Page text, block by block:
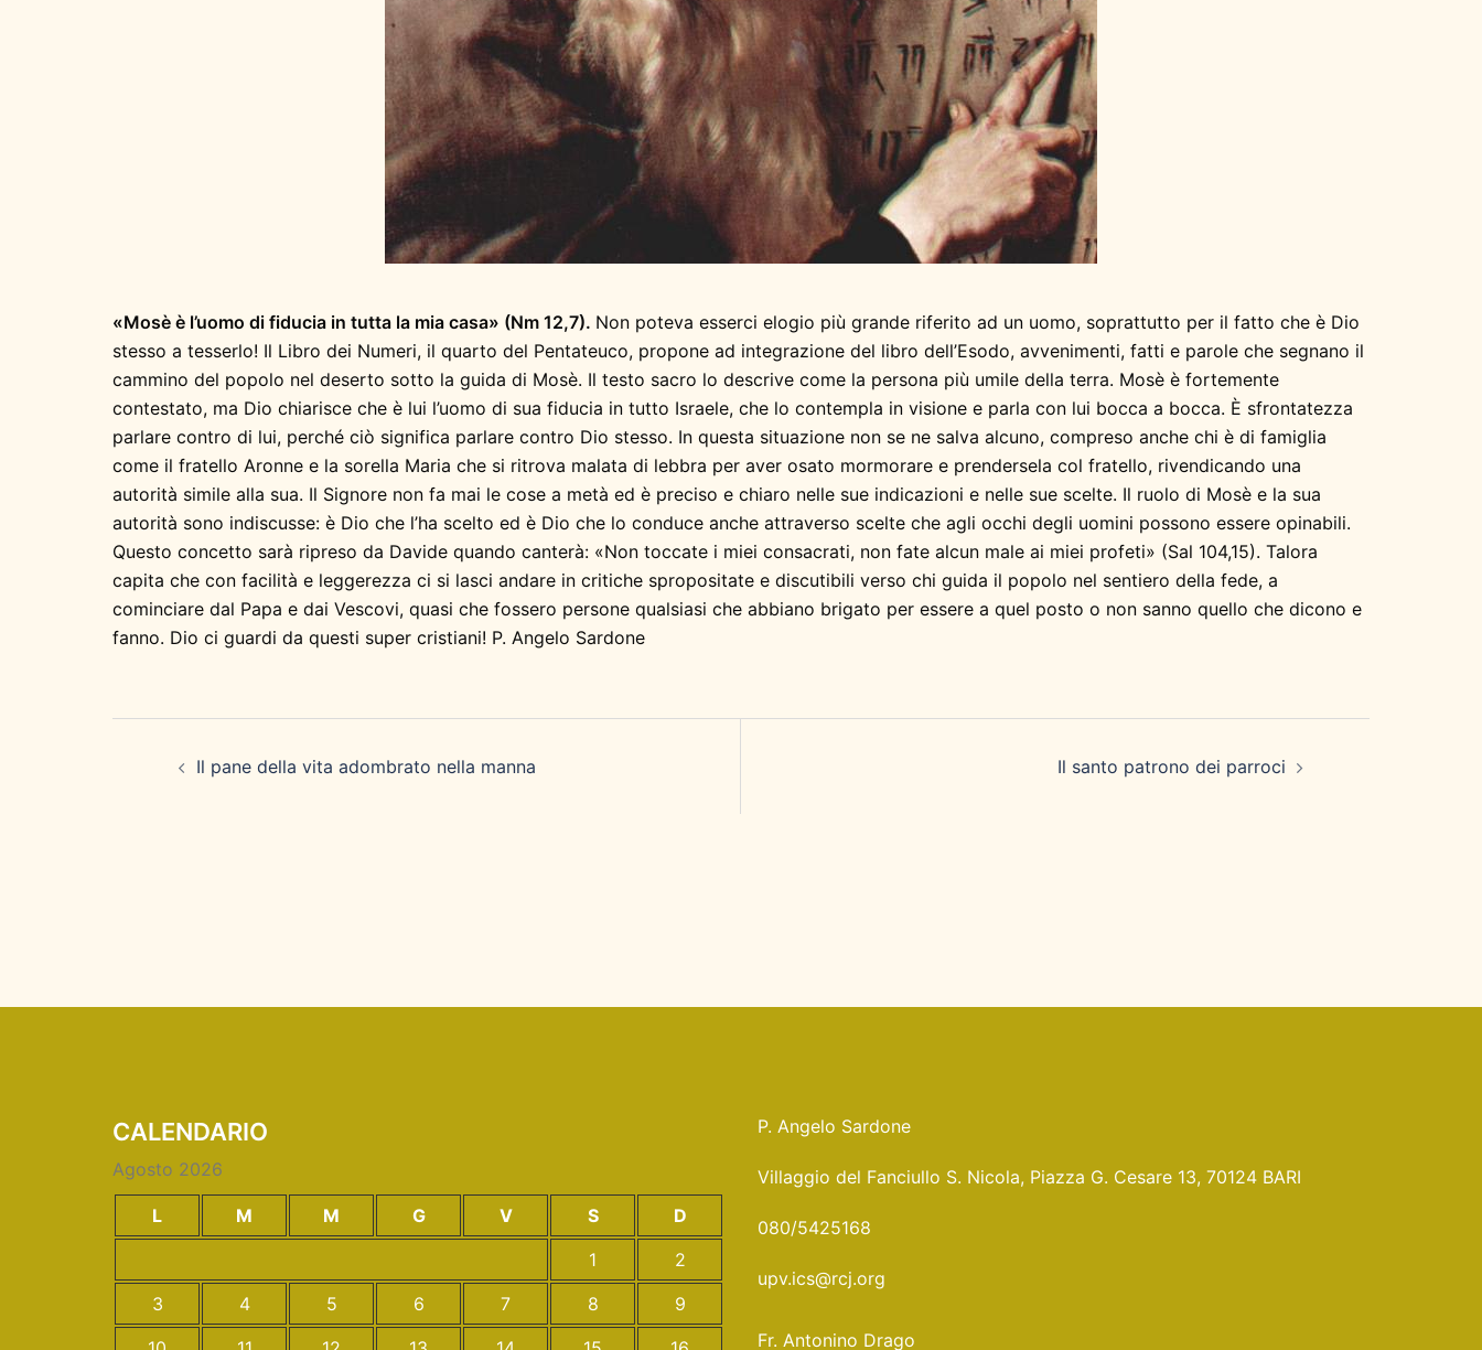
«Mosè è l’uomo di fiducia in tutta la mia casa» (Nm 12,7). Non poteva esserci elogio più grande riferito ad un uomo, soprattutto per il fatto che è Dio
stesso a tesserlo! Il Libro dei Numeri, il quarto del Pentateuco, propone ad integrazione del libro dell’Esodo, avvenimenti, fatti e parole che segnano il
cammino del popolo nel deserto sotto la guida di Mosè. Il testo sacro lo descrive come la persona più umile della terra. Mosè è fortemente
contestato, ma Dio chiarisce che è lui l’uomo di sua fiducia in tutto Israele, che lo contempla in visione e parla con lui bocca a bocca. È sfrontatezza
parlare contro di lui, perché ciò significa parlare contro Dio stesso. In questa situazione non se ne salva alcuno, compreso anche chi è di famiglia
come il fratello Aronne e la sorella Maria che si ritrova malata di lebbra per aver osato mormorare e prendersela col fratello, rivendicando una
autorità simile alla sua. Il Signore non fa mai le cose a metà ed è preciso e chiaro nelle sue indicazioni e nelle sue scelte. Il ruolo di Mosè e la sua
autorità sono indiscusse: è Dio che l’ha scelto ed è Dio che lo conduce anche attraverso scelte che agli occhi degli uomini possono essere opinabili.
Questo concetto sarà ripreso da Davide quando canterà: «Non toccate i miei consacrati, non fate alcun male ai miei profeti» (Sal 104,15). Talora
capita che con facilità e leggerezza ci si lasci andare in critiche spropositate e discutibili verso chi guida il popolo nel sentiero della fede, a
cominciare dal Papa e dai Vescovi, quasi che fossero persone qualsiasi che abbiano brigato per essere a quel posto o non sanno quello che dicono e
fanno. Dio ci guardi da questi super cristiani! P. Angelo Sardone
articoloIl pane della vita adombrato nella manna Il santo patrono dei parroci
CALENDARIO
Agosto 2026
L M M G V S
D
1
2
3
4 5 6 7 8
9
P. Angelo Sardone
Villaggio del Fanciullo S. Nicola, Piazza G. Cesare 13, 70124 BARI
080/5425168
upv.ics@rcj.org
Fr. Antonino Drago